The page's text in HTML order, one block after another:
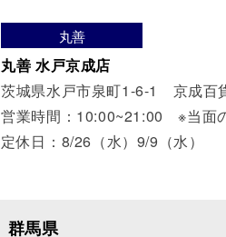
丸善
丸善 水戸京成店
茨城県水戸市泉町1-6-1 京成百
営業時間：10:00~21:00 ※当面
定休日：8/26（水）9/9（水）
群馬県